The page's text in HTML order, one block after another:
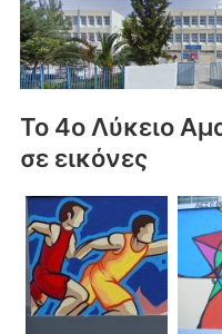
Το 4ο Λύκειο
σε εικόνες